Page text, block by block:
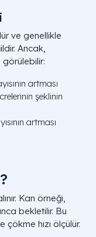
ve genellikle
Ancak,
görülebilir:
artması
şeklinin
artması
Kan örneği,
bekletilir. Bu
çökme hızı ölçülür.